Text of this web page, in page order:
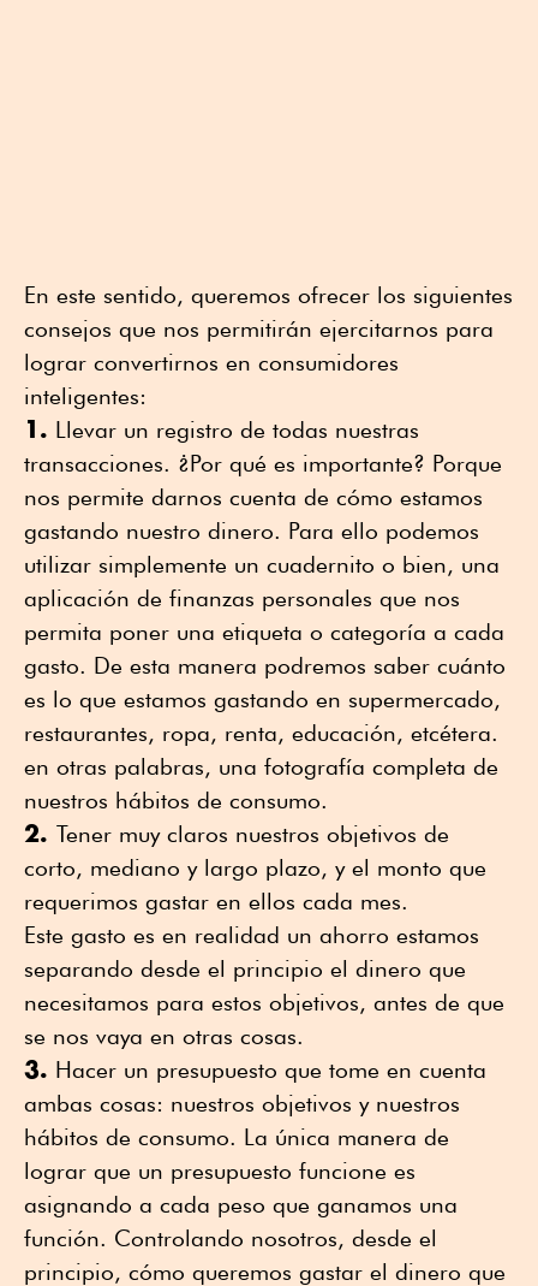
En este sentido, queremos ofrecer los siguientes
consejos que nos permitirán ejercitarnos para
lograr convertirnos en consumidores
inteligentes:
1. Llevar un registro de todas nuestras
transacciones. ¿Por qué es importante? Porque
nos permite darnos cuenta de cómo estamos
gastando nuestro dinero. Para ello podemos
utilizar simplemente un cuadernito o bien, una
aplicación de finanzas personales que nos
permita poner una etiqueta o categoría a cada
gasto. De esta manera podremos saber cuánto
es lo que estamos gastando en supermercado,
restaurantes, ropa, renta, educación, etcétera. 
en otras palabras, una fotografía completa de
nuestros hábitos de consumo.
2. Tener muy claros nuestros objetivos de
corto, mediano y largo plazo, y el monto que
requerimos gastar en ellos cada mes.
Este gasto es en realidad un ahorro estamos
separando desde el principio el dinero que
necesitamos para estos objetivos, antes de que
se nos vaya en otras cosas.
3. Hacer un presupuesto que tome en cuenta
ambas cosas: nuestros objetivos y nuestros
hábitos de consumo. La única manera de
lograr que un presupuesto funcione es
asignando a cada peso que ganamos una
función. Controlando nosotros, desde el
principio, cómo queremos gastar el dinero que